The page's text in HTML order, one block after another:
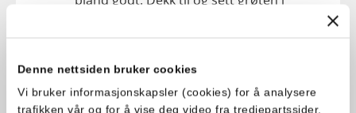
Denne nettsiden bruker cookies
Vi bruker informasjonskapsler (cookies) for å analysere
trafikken vår og for å vise deg video fra tredjepartssider,
3. Skjær resten av bananen i skiver og
grovhakk mandlene ved servering. Topp
grøten med eplemos, bananskiver og